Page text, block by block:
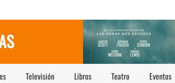
Televisión Libros Teatro Eventos